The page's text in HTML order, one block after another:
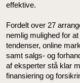
effektive.
Fordelt over 27
nemlig mulighed for
tendenser, online
samt salgs- og
af eksperter stå klar
finansiering og